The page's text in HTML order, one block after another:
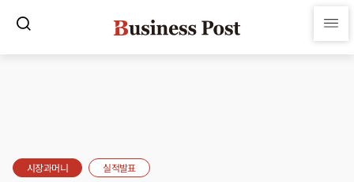
시장과머니 실적발표